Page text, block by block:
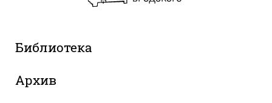
Библиотека
Архив